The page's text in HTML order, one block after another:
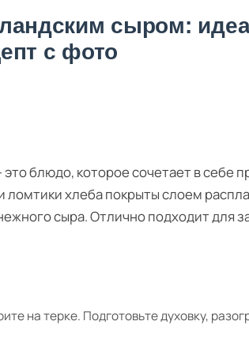
сыром:
с фото
блюдо, которое сочетает в себе
хлеба покрыты слоем
сыра. Отлично подходит для
на терке. Подготовьте духовку,